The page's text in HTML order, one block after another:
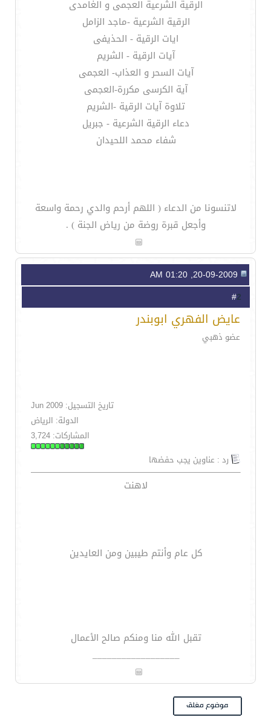
الرقية الشرعية العجمى و الغامدى
الرقية الشرعية -ماجد الزامل
ايات الرقية - الحذيفى
آيات الرقية - الشريم
آيات السحر و العذاب- العجمى
آية الكرسى مكررة-العجمى
تلاوة آيات الرقية -الشريم
دعاء الرقية الشرعية - جبريل
شفاء محمد اللحيدان
لاتنسونا من الدعاء ( اللهم أرحم والدي رحمة واسعة
وأجعل قبرة روضة من رياض الجنة ) .
2
عايض الفهري ابوبندر
عضو ذهبي
تاريخ التسجيل: Jun 2009
الدولة: الرياض
المشاركات: 3,724
رد : عناوين يجب حفضها
لاهنت
كل عام وأنتم طيبين ومن العايدين
تقبل الله منا ومنكم صالح الأعمال
__________________